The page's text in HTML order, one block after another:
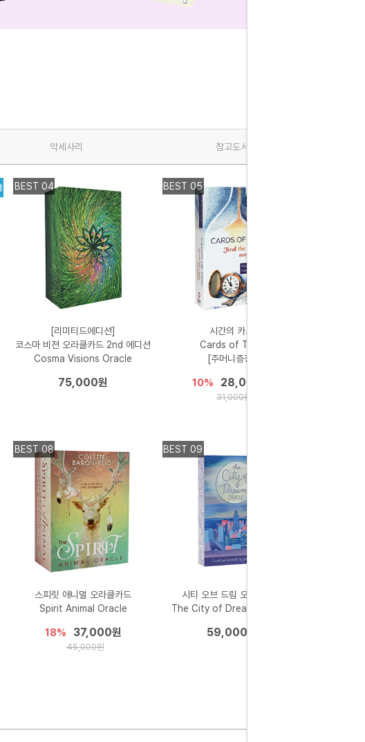
악세사리 참고도서
BEST 04
[리미티드에디션]
코스마 비젼 오라클카드 2nd 에디션
Cosma Visions Oracle
75,000원
BEST 05
시간의 카드
Cards of Time
[주머니증정]
10% 28,000원
31,000원
BEST 08
스피릿 애니멀 오라클카드
Spirit Animal Oracle
18% 37,000원
45,000원
BEST 09
시티 오브 드림 오라클카드
The City of Dreams Oracle
59,000원